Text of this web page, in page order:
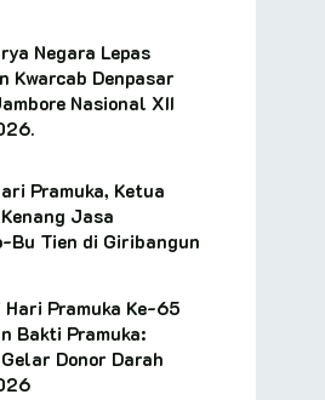
Negara Lepas
Kwarcab Denpasar
Nasional XII
Pramuka, Ketua
Jasa
Bu Tien di Giribangun
Pramuka Ke-65
Bakti Pramuka:
Donor Darah